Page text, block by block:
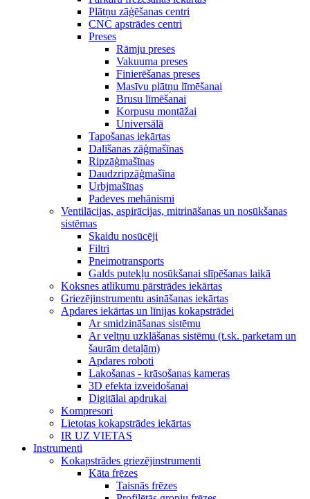
Plātņu zāģēšanas centri
CNC apstrādes centri
Preses
Rāmju preses
Vakuuma preses
Finierēšanas preses
Masīvu plātņu līmēšanai
Brusu līmēšanai
Korpusu montāžai
Universālā
Tapošanas iekārtas
Dalīšanas zāģmašīnas
Ripzāģmašīnas
Daudzripzāģmašīna
Urbjmašīnas
Padeves mehānismi
Ventilācijas, aspirācijas, mitrināšanas un nosūkšanas
sistēmas
Skaidu nosūcēji
Filtri
Pneimotransports
Galds putekļu nosūkšanai slīpēšanas laikā
Koksnes atlikumu pārstrādes iekārtas
Griezējinstrumentu asināšanas iekārtas
Apdares iekārtas un līnijas kokapstrādei
Ar smidzināšanas sistēmu
Ar veltņu uzklāšanas sistēmu (t.sk. parketam un
šaurām detaļām)
Apdares roboti
Lakošanas - krāsošanas kameras
3D efekta izveidošanai
Digitālai apdrukai
Kompresori
Lietotas kokapstrādes iekārtas
IR UZ VIETAS
Instrumenti
Kokapstrādes griezējinstrumenti
Kāta frēzes
Taisnās frēzes